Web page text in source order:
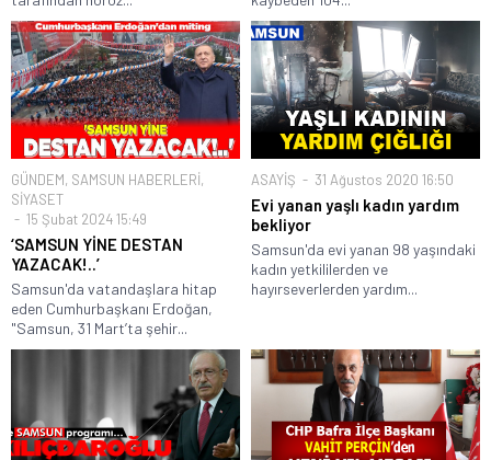
GÜNDEM, SAMSUN HABERLERİ,
SİYASET
15 Şubat 2024 15:49
‘SAMSUN YİNE DESTAN
YAZACAK!..’
Samsun'da vatandaşlara hitap
eden Cumhurbaşkanı Erdoğan,
"Samsun, 31 Mart’ta şehir...
ASAYİŞ 31 Ağustos 2020 16:50
Evi yanan yaşlı kadın yardım
bekliyor
Samsun'da evi yanan 98 yaşındaki
kadın yetkililerden ve
hayırseverlerden yardım...